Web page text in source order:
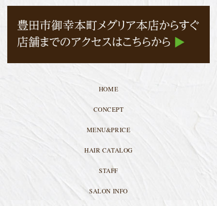
HOME
CONCEPT
MENU&PRICE
HAIR CATALOG
STAFF
SALON INFO